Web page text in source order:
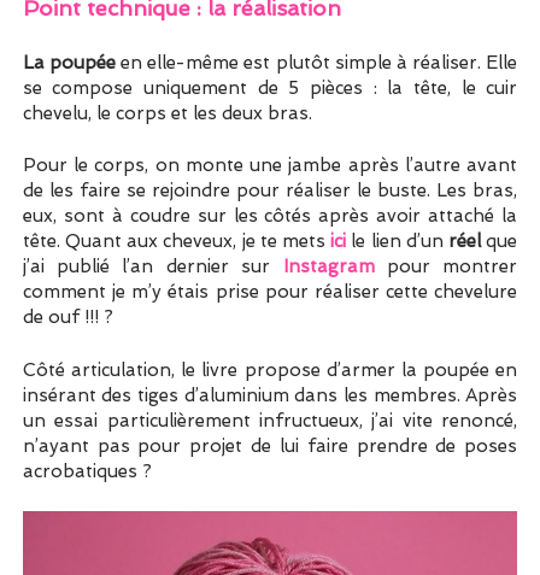
Point technique : la réalisation
La poupéeen elle-même est plutôt simple à réaliser. Elle
se compose uniquement de 5 pièces : la tête, le cuir
chevelu, le corps et les deux bras.
Pour le corps, on monte une jambe après l’autre avant
de les faire se rejoindre pour réaliser le buste. Les bras,
eux, sont à coudre sur les côtés après avoir attaché la
tête. Quant aux cheveux, je te metsici le lien d’un réelque
j’ai publié l’an dernier sur
Instagrampour montrer
comment je m’y étais prise pour réaliser cette chevelure
de ouf !!! ?
Côté articulation, le livre propose d’armer la poupée en
insérant des tiges d’aluminium dans les membres. Après
un essai particulièrement infructueux, j’ai vite renoncé,
n’ayant pas pour projet de lui faire prendre de poses
acrobatiques ?